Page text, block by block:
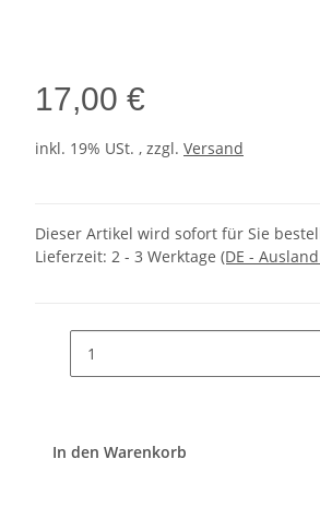
17,00 €
inkl. 19% USt. , zzgl. Versand
Dieser Artikel wird sofort für Sie
Lieferzeit: 2 - 3 Werktage (DE -
In den Warenkorb